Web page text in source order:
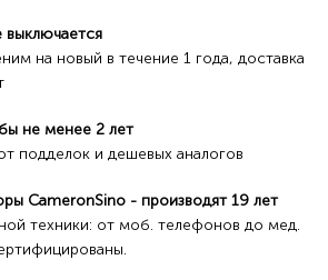
на новый в течение 1 года, доставка
не менее 2 лет
подделок и дешевых аналогов
CameronSino - производят 19 лет
техники: от моб. телефонов до мед.